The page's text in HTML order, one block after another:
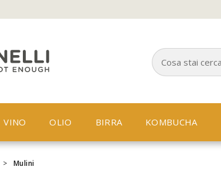
VINO OLIO BIRRA KOMBUCHA
> Mulini